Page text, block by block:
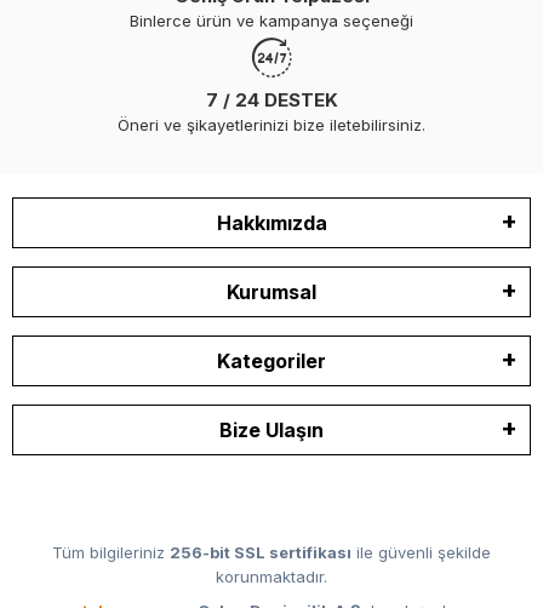
Binlerce ürün ve kampanya seçeneği
7 / 24 DESTEK
Öneri ve şikayetlerinizi bize iletebilirsiniz.
Hakkımızda
Kurumsal
Kategoriler
Bize Ulaşın
Tüm bilgileriniz 256-bit SSL sertifikası ile güvenli şekilde
korunmaktadır.